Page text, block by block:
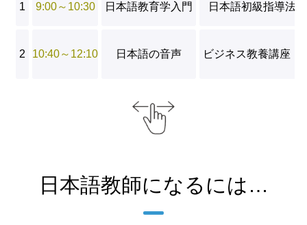
1 9:00～10:30 日本語教育学入門 日本語初級指導法
2 10:40～12:10 日本語の音声 ビジネス教養講座Ⅰ
日本語教師になるには…